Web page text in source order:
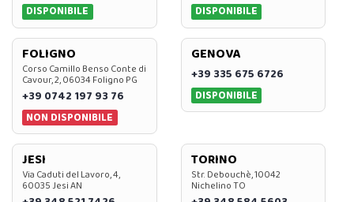
DISPONIBILE
DISPONIBILE
FOLIGNO
Corso Camillo Benso Conte di
Cavour, 2, 06034 Foligno PG
+39 0742 197 93 76
NON DISPONIBILE
GENOVA
+39 335 675 6726
DISPONIBILE
JESI
Via Caduti del Lavoro, 4,
60035 Jesi AN
TORINO
Str. Debouchè, 10042
Nichelino TO